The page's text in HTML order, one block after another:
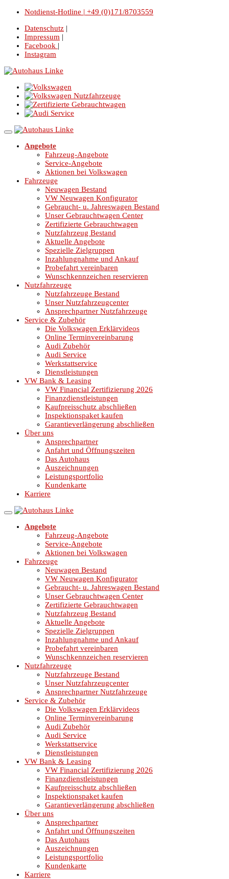
Notdienst-Hotline | +49 (0)171/8703559
Datenschutz |
Impressum |
Facebook |
Instagram
Angebote
Fahrzeug-Angebote
Service-Angebote
Aktionen bei Volkswagen
Fahrzeuge
Neuwagen Bestand
VW Neuwagen Konfigurator
Gebraucht- u. Jahreswagen Bestand
Unser Gebrauchtwagen Center
Zertifizierte Gebrauchtwagen
Nutzfahrzeug Bestand
Aktuelle Angebote
Spezielle Zielgruppen
Inzahlungnahme und Ankauf
Probefahrt vereinbaren
Wunschkennzeichen reservieren
Nutzfahrzeuge
Nutzfahrzeuge Bestand
Unser Nutzfahrzeugcenter
Ansprechpartner Nutzfahrzeuge
Service & Zubehör
Die Volkswagen Erklärvideos
Online Terminvereinbarung
Audi Zubehör
Audi Service
Werkstattservice
Dienstleistungen
VW Bank & Leasing
VW Financial Zertifizierung 2026
Finanzdienstleistungen
Kaufpreisschutz abschließen
Inspektionspaket kaufen
Garantieverlängerung abschließen
Über uns
Ansprechpartner
Anfahrt und Öffnungszeiten
Das Autohaus
Auszeichnungen
Leistungsportfolio
Kundenkarte
Karriere
Angebote
Fahrzeug-Angebote
Service-Angebote
Aktionen bei Volkswagen
Fahrzeuge
Neuwagen Bestand
VW Neuwagen Konfigurator
Gebraucht- u. Jahreswagen Bestand
Unser Gebrauchtwagen Center
Zertifizierte Gebrauchtwagen
Nutzfahrzeug Bestand
Aktuelle Angebote
Spezielle Zielgruppen
Inzahlungnahme und Ankauf
Probefahrt vereinbaren
Wunschkennzeichen reservieren
Nutzfahrzeuge
Nutzfahrzeuge Bestand
Unser Nutzfahrzeugcenter
Ansprechpartner Nutzfahrzeuge
Service & Zubehör
Die Volkswagen Erklärvideos
Online Terminvereinbarung
Audi Zubehör
Audi Service
Werkstattservice
Dienstleistungen
VW Bank & Leasing
VW Financial Zertifizierung 2026
Finanzdienstleistungen
Kaufpreisschutz abschließen
Inspektionspaket kaufen
Garantieverlängerung abschließen
Über uns
Ansprechpartner
Anfahrt und Öffnungszeiten
Das Autohaus
Auszeichnungen
Leistungsportfolio
Kundenkarte
Karriere